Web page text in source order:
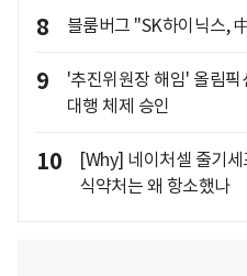
8 블룸버그 "SK하이닉스,
9
'추진위원장 해임' 올림
대행 체제 승인
10
[Why] 네이처셀 줄기
식약처는 왜 항소했나